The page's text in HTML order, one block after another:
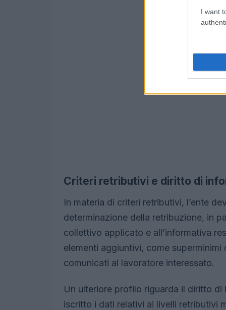
I want
Criteri retributivi e diritto di
In materia di criteri retributivi, l’ente
determinazione della retribuzione, in
collettivo applicato e all’informativa
elementi aggiuntivi, come
comunicati al lavoratore interessato.
Un ulteriore profilo riguarda il diritto
iscritto i dati relativi ai livelli retributivi